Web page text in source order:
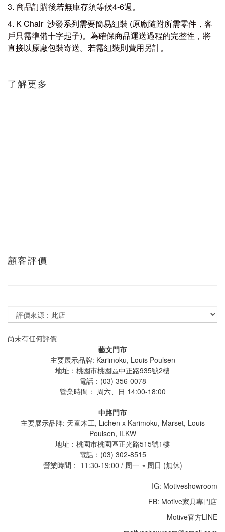
3. 商品訂購後若無庫存須等候4-6週。
4. K Chair 沙發系列需要簡易組裝 (原廠隨附所需零件，客
戶只需準備十字起子)。為確保商品運送過程的完整性，將
直接以原廠包裝寄送。若需組裝則費用另計。
了解更多
顧客評價
尚未有任何評價
藝文門市
主要展示品牌: Karimoku, Louis Poulsen
地址：桃園市桃園區中正路935號2樓
電話：(03) 356-0078
營業時間： 周六、日 14:00-18:00
中路門市
主要展示品牌: 天童木工, Lichen x Karimoku, Marset, Louis
Poulsen, ILKW
地址：桃園市桃園區正光路515號1樓
電話：(03) 302-8515
營業時間： 11:30-19:00 / 周一 ~ 周日 (無休)
IG: Motiveshowroom
FB: Motive家具專門店
Motive官方LINE